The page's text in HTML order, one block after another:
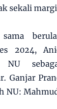
sekali
2024,
Ganjar
NU: